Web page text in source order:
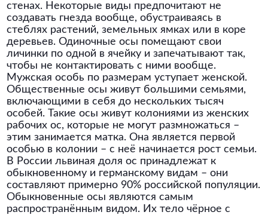
стенах. Некоторые виды предпочитают не
создавать гнезда вообще, обустраиваясь в
стеблях растений, земельных ямках или в коре
деревьев. Одиночные осы помещают свои
личинки по одной в ячейку и запечатывают так,
чтобы не контактировать с ними вообще.
Мужская особь по размерам уступает женской.
Общественные осы живут большими семьями,
включающими в себя до нескольких тысяч
особей. Такие осы живут колониями из женских
рабочих ос, которые не могут размножаться –
этим занимается матка. Она является первой
особью в колонии – с неё начинается рост семьи.
В России львиная доля ос принадлежат к
обыкновенному и германскому видам – они
составляют примерно 90% российской популяции.
Обыкновенные осы являются самым
распространённым видом. Их тело чёрное с